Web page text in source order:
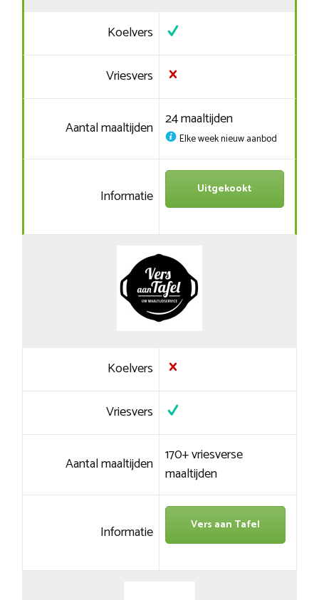
Koelvers
Vriesvers
Aantal maaltijden 24 maaltijden
Elke week nieuw aanbod
Informatie Uitgekookt
Koelvers
Vriesvers
Aantal maaltijden 170+ vriesverse
maaltijden
Informatie Vers aan Tafel